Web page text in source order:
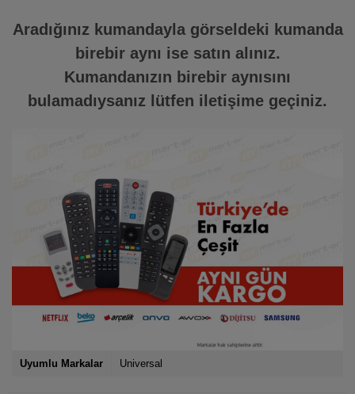
Aradığınız kumandayla görseldeki kumanda
birebir aynı ise satın alınız.
Kumandanızın birebir aynısını
bulamadıysanız lütfen iletişime geçiniz.
Uyumlu Markalar Universal